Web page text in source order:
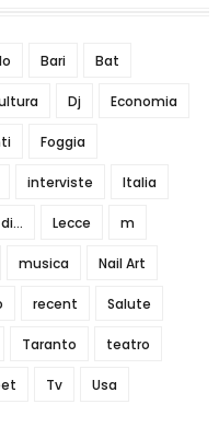
Bari Bat
Dj Economia
Foggia
interviste Italia
Lecce m
musica Nail Art
recent Salute
Taranto teatro
Tv Usa